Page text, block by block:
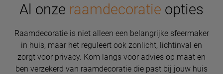
Al onze raamdecoratie opties
Raamdecoratie is niet alleen een belangrijke sfeermaker
in huis, maar het reguleert ook zonlicht, lichtinval en
zorgt voor privacy. Kom langs voor advies op maat en
ben verzekerd van raamdecoratie die past bij jouw huis